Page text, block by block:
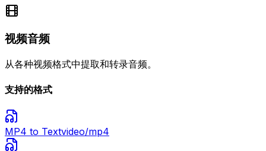
视频音频
从各种视频格式中提取和转录音频。
支持的格式
MP4 to Textvideo/mp4